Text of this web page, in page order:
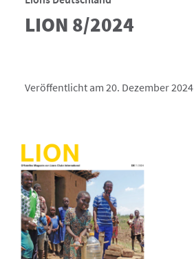
LION 8/2024
Veröffentlicht am 20. Dezember 2024